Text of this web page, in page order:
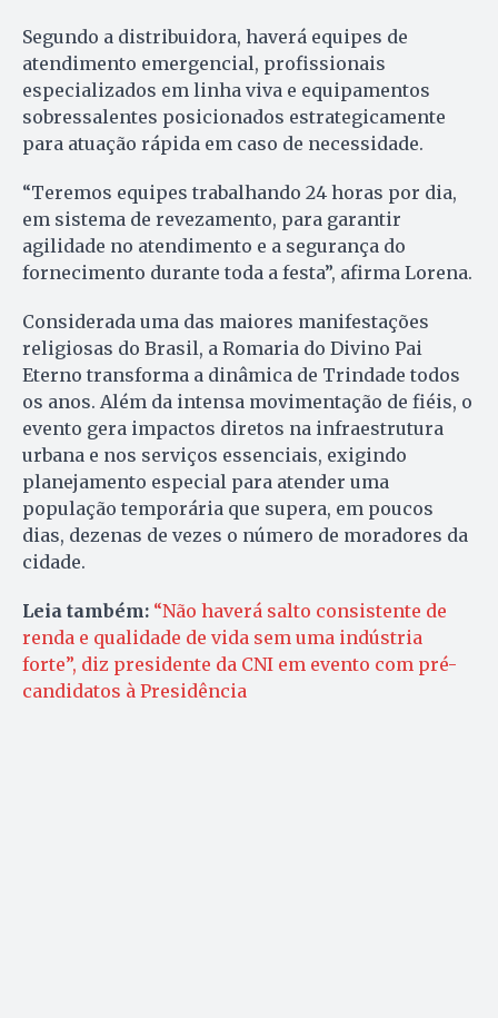
Segundo a distribuidora, haverá equipes de
atendimento emergencial, profissionais
especializados em linha viva e equipamentos
sobressalentes posicionados estrategicamente
para atuação rápida em caso de necessidade.
“Teremos equipes trabalhando 24 horas por dia,
em sistema de revezamento, para garantir
agilidade no atendimento e a segurança do
fornecimento durante toda a festa”, afirma Lorena.
Considerada uma das maiores manifestações
religiosas do Brasil, a Romaria do Divino Pai
Eterno transforma a dinâmica de Trindade todos
os anos. Além da intensa movimentação de fiéis, o
evento gera impactos diretos na infraestrutura
urbana e nos serviços essenciais, exigindo
planejamento especial para atender uma
população temporária que supera, em poucos
dias, dezenas de vezes o número de moradores da
cidade.
Leia também: “Não haverá salto consistente de
renda e qualidade de vida sem uma indústria
forte”, diz presidente da CNI em evento com pré-
candidatos à Presidência